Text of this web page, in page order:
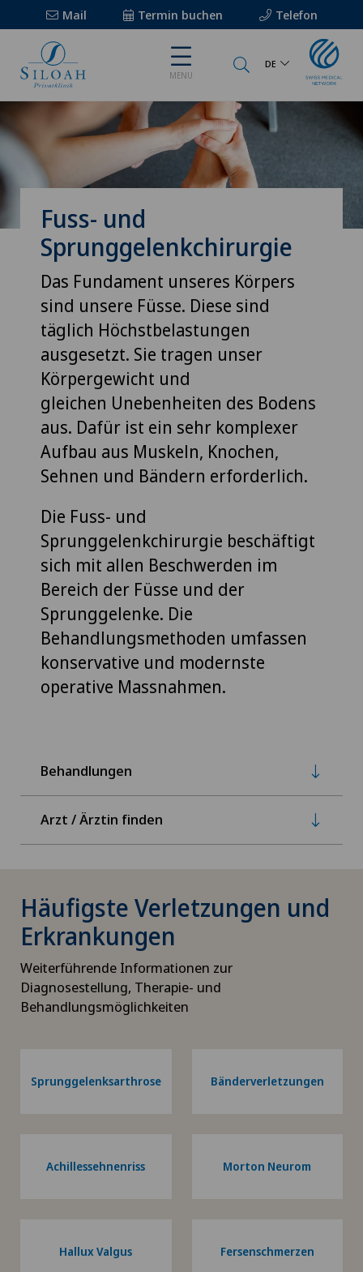
Mail Termin buchen Telefon
MENU
DE
Fuss- und
Sprunggelenkchirurgie
Das Fundament unseres Körpers
sind unsere Füsse. Diese sind
täglich Höchstbelastungen
ausgesetzt. Sie tragen unser
Körpergewicht und
gleichen Unebenheiten des Bodens
aus. Dafür ist ein sehr komplexer
Aufbau aus Muskeln, Knochen,
Sehnen und Bändern erforderlich.
Die Fuss- und
Sprunggelenkchirurgie beschäftigt
sich mit allen Beschwerden im
Bereich der Füsse und der
Sprunggelenke. Die
Behandlungsmethoden umfassen
konservative und modernste
operative Massnahmen.
Behandlungen
Arzt / Ärztin finden
Häufigste Verletzungen und
Erkrankungen
Weiterführende Informationen zur
Diagnosestellung, Therapie- und
Behandlungsmöglichkeiten
Sprunggelenksarthrose Bänderverletzungen
Achillessehnenriss Morton Neurom
Hallux Valgus Fersenschmerzen